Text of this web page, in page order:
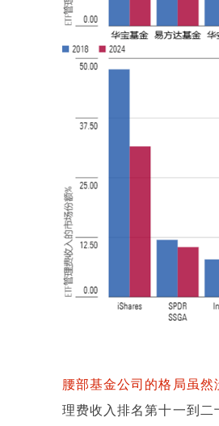
腰部基金公司的格局虽然
理费收入排名第十一到